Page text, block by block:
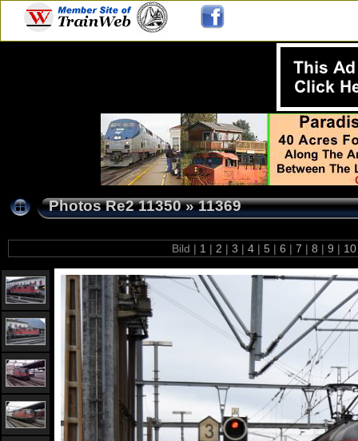
Photos Re2 11350»11369
Bild | 1 | 2 | 3 | 4 | 5 | 6 | 7 | 8 | 9 |